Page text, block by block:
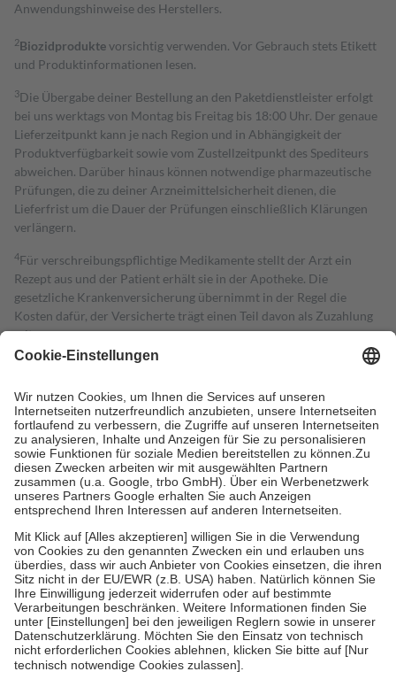
Anwendungshinweise des Herstellers.
2Biozidproduktevorsichtig verwenden. Vor Gebrauch stets Etikett
und Produktinformationen lesen.
3Die Übergabe deiner Bestellung an den Paketdienstleister erfolgt
bei uns werktags von Montag bis Freitag bis 18:00 Uhr. Der genaue
Lieferzeitpunkt kann je nach Region und in Abhängigkeit der
Produktverfügbarkeit sowie vom Zustellzeitpunkt des Spediteurs
abweichen. Darüber hinaus können notwendige pharmazeutische
Prüfungen, die zu deiner Arzneimittelsicherheit dienen, die
Lieferfrist um die Dauer der Prüfungen einschließlich Klärungen
verlängern.
4Für verschreibungspflichtige Medikamente stellt der Arzt ein
Rezept aus und der Patient erhält sie in der Apotheke. Die
gesetzliche Krankenversicherung übernimmt in der Regel die
Kosten dafür, der Versicherte trägt einen Teil davon als Zuzahlung
mit.
Grundsätzlich leisten Mitglieder Zuzahlungen in Höhe von zehn
höchstens zehn Euro.
Es sind jedoch nie mehr als die tatsächlichen
Kosten der Leistung zu entrichten.
Diese Regeln gelten grundsätzlich auch für Online-Apotheken.
Bei Heilmitteln und häuslicher Krankenpflege beträgt die
Zuzahlung zehn Prozent der Kosten sowie zehn Euro je
Verordnung.
Um das Engagement der Versicherten für ihre eigene Gesundheit zu
stärken und die besondere Stellung der Familie zu unterstützen,
fallenkeine Zuzahlungenan bei:
• Kindern und Jugendlichen bis zum vollendeten 18. Lebensjahr
mit Ausnahme der Fahrkosten
• Untersuchungen zur Vorsorge und Früherkennung, die von der
GKV getragen werden
• empfohlenen Schutzimpfungen
• Harn- und Blutteststreifen